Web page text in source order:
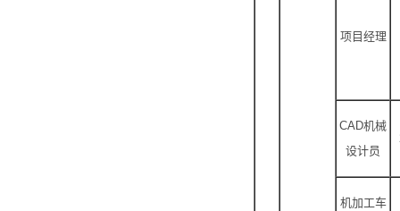
项目经理
CAD机械
设计员
机加工车